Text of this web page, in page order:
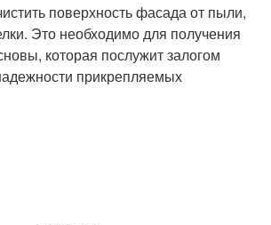
поверхность фасада от пыли,
Это необходимо для получения
которая послужит залогом
прикрепляемых